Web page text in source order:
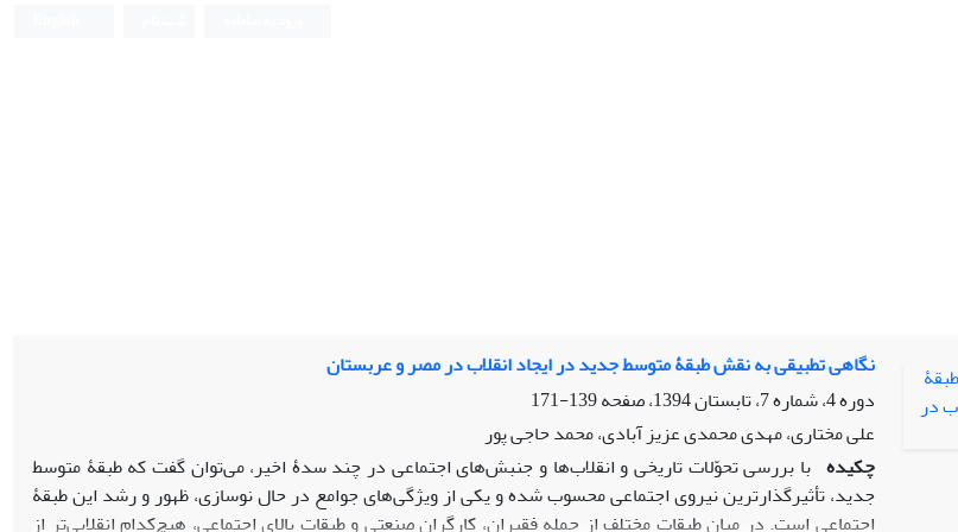
نگاهی تطبیقی به نقش طبقۀ متوسط جدید در ایجاد انقلاب در مصر و عربستان
دوره 4، شماره 7، تابستان 1394، صفحه
139-171
علی مختاری، مهدی محمدی عزیز آبادی، محمد حاجی پور
چکیده با بررسی تحوّلات تاریخی و انقلاب‌ها و جنبش‌های اجتماعی در چند سدۀ اخیر، می‌توان گفت که طبقۀ متوسط
جدید، تأثیرگذارترین نیروی اجتماعی محسوب شده و یکی از ویژگی‌های جوامع در حال نوسازی، ظهور و رشد این طبقۀ
اجتماعی است. در میان طبقات مختلف از جمله فقیران، کارگران صنعتی و طبقات بالای اجتماعی، هیچ‌کدام انقلابی‌تر از